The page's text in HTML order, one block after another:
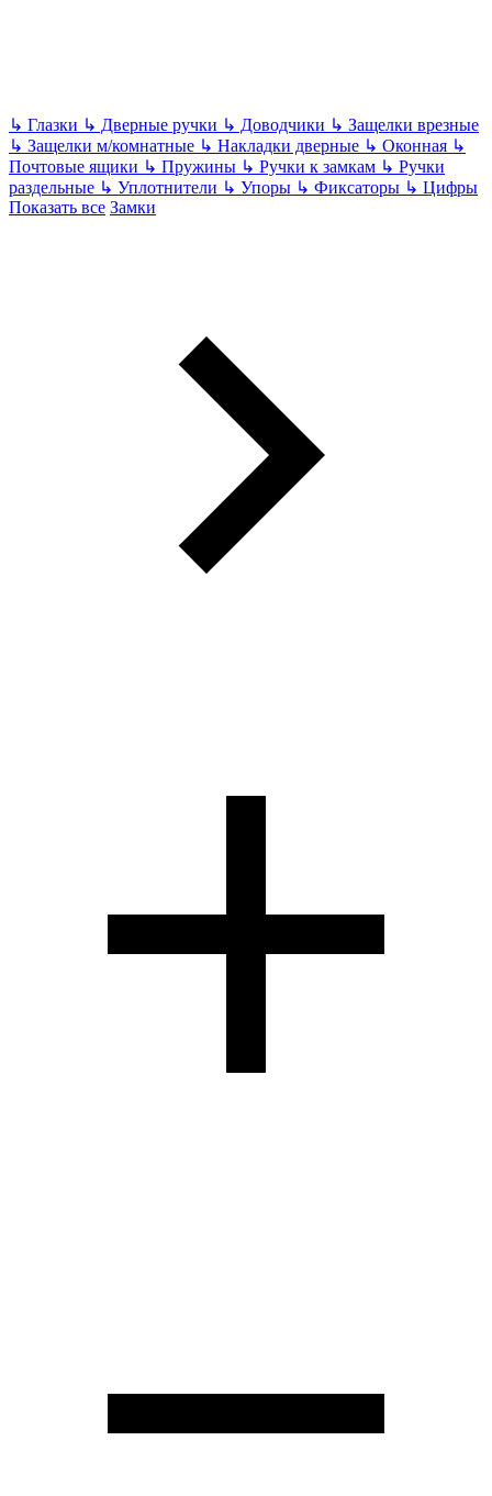
↳ Глазки ↳ Дверные ручки ↳ Доводчики ↳ Защелки врезные
↳ Защелки м/комнатные ↳ Накладки дверные ↳ Оконная ↳
Почтовые ящики ↳ Пружины ↳ Ручки к замкам ↳ Ручки
раздельные ↳ Уплотнители ↳ Упоры ↳ Фиксаторы ↳ Цифры
Показать все Замки